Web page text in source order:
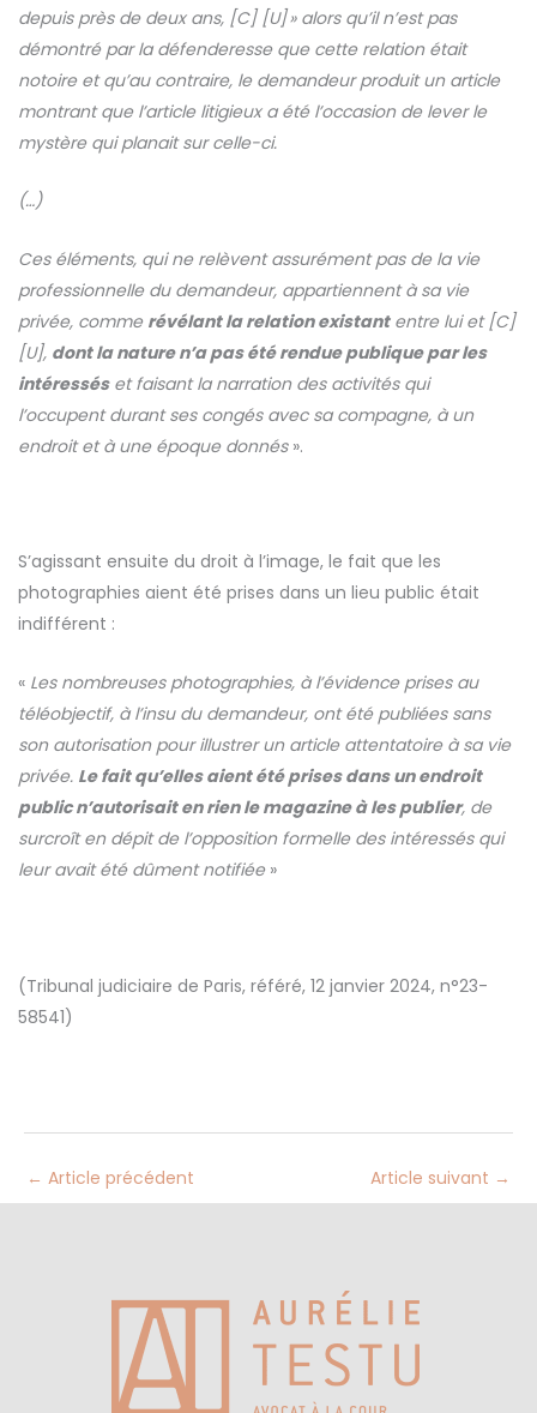
depuis près de deux ans, [C] [U] » alors qu’il n’est pas
démontré par la défenderesse que cette relation était
notoire et qu’au contraire, le demandeur produit un article
montrant que l’article litigieux a été l’occasion de lever le
mystère qui planait sur celle-ci.
(…)
Ces éléments, qui ne relèvent assurément pas de la vie
professionnelle du demandeur, appartiennent à sa vie
privée, comme révélant la relation existantentre lui et [C]
[U], dont la nature n’a pas été rendue publique par les
intéresséset faisant la narration des activités qui
l’occupent durant ses congés avec sa compagne, à un
endroit et à une époque donnés».
S’agissant ensuite du droit à l’image, le fait que les
photographies aient été prises dans un lieu public était
indifférent :
« Les nombreuses photographies, à l’évidence prises au
téléobjectif, à l’insu du demandeur, ont été publiées sans
son autorisation pour illustrer un article attentatoire à sa vie
privée. Le fait qu’elles aient été prises dans un endroit
public n’autorisait en rien le magazine à les publier, de
surcroît en dépit de l’opposition formelle des intéressés qui
leur avait été dûment notifiée»
(Tribunal judiciaire de Paris, référé, 12 janvier 2024, n°23-
58541)
← Article précédent Article suivant →